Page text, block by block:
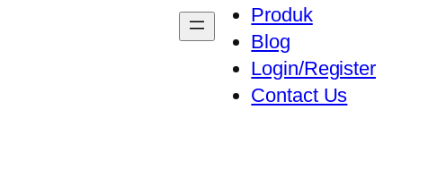
Produk
Blog
Login/Register
Contact Us